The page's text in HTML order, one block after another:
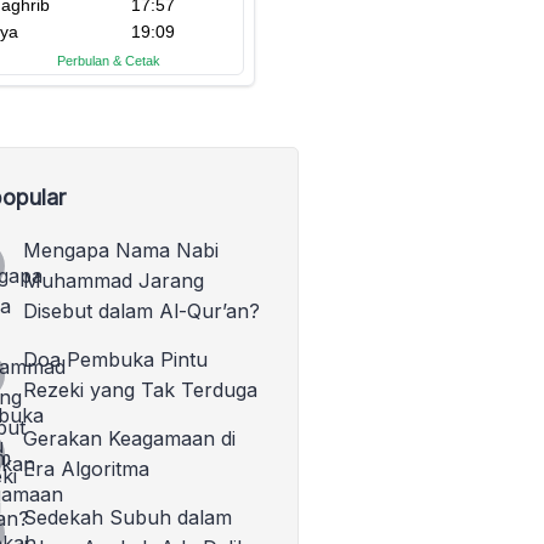
Mengapa Nama Nabi
Muhammad Jarang
Disebut dalam Al-Qur’an?
Doa Pembuka Pintu
Rezeki yang Tak Terduga
Gerakan Keagamaan di
Era Algoritma
Sedekah Subuh dalam